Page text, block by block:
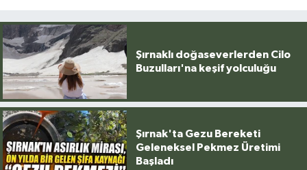
Şırnaklı doğaseverlerden Cilo
Buzulları'na keşif yolculuğu
Şırnak'ta Gezu Bereketi
Geleneksel Pekmez Üretimi
Başladı